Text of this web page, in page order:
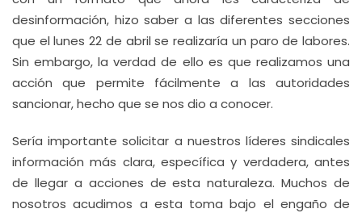
desinformación, hizo saber a las diferentes secciones
que el lunes 22 de abril se realizaría un paro de labores.
Sin embargo, la verdad de ello es que realizamos una
acción que permite fácilmente a las autoridades
sancionar, hecho que se nos dio a conocer.
Sería importante solicitar a nuestros líderes sindicales
información más clara, específica y verdadera, antes
de llegar a acciones de esta naturaleza. Muchos de
nosotros acudimos a esta toma bajo el engaño de